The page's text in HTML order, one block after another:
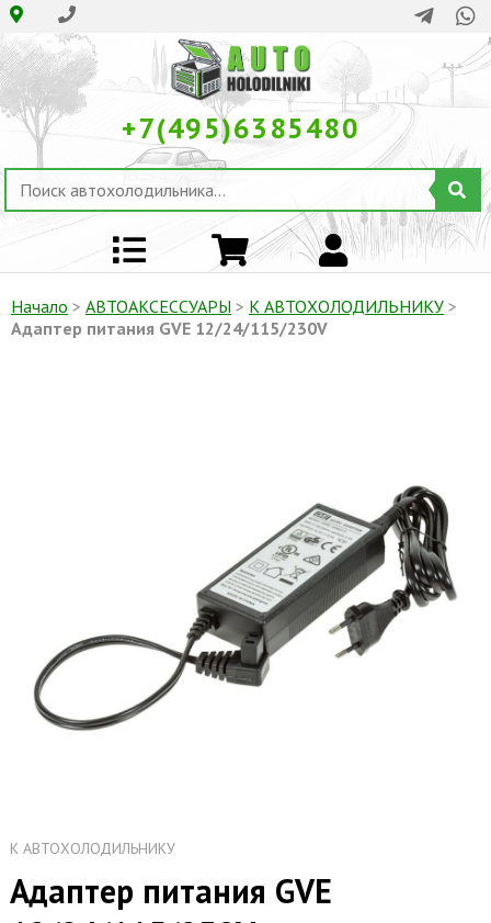
+7(495)6385480
Начало > АВТОАКСЕССУАРЫ > К АВТОХОЛОДИЛЬНИКУ >
Адаптер питания GVE 12/24/115/230V
К АВТОХОЛОДИЛЬНИКУ
Адаптер питания GVE